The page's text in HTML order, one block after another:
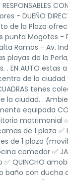
- DUEÑO
de la Plaza
Mogotes -
Ramos - Av.
playas de la
EN AUTO estas
de la
tenes
la ciudad. .
equipada
matrimonial
de 1 plaza
de 1 plaza
comedor ✅
✅ QUINCHO
baño con ducha